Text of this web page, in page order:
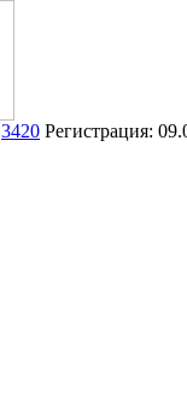
3420 Регистрация: